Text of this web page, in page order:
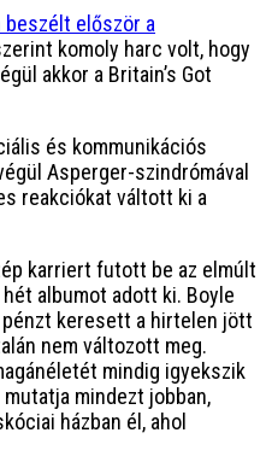
beszélt először a
komoly harc volt, hogy
akkor a Britain’s Got
és kommunikációs
Asperger-szindrómával
reakciókat váltott ki a
karriert futott be az elmúlt
albumot adott ki. Boyle
keresett a hirtelen jött
nem változott meg.
mindig igyekszik
mindezt jobban,
házban él, ahol